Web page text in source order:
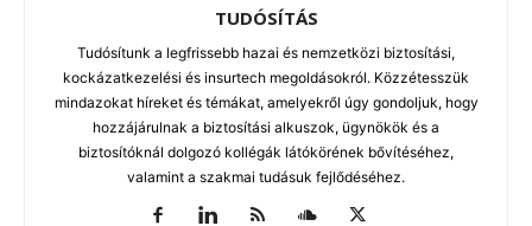
TUDÓSÍTÁS
Tudósítunk a legfrissebb hazai és nemzetközi biztosítási,
kockázatkezelési és insurtech megoldásokról. Közzétesszük
mindazokat híreket és témákat, amelyekről úgy gondoljuk, hogy
hozzájárulnak a biztosítási alkuszok, ügynökök és a
biztosítóknál dolgozó kollégák látókörének bővítéséhez,
valamint a szakmai tudásuk fejlődéséhez.